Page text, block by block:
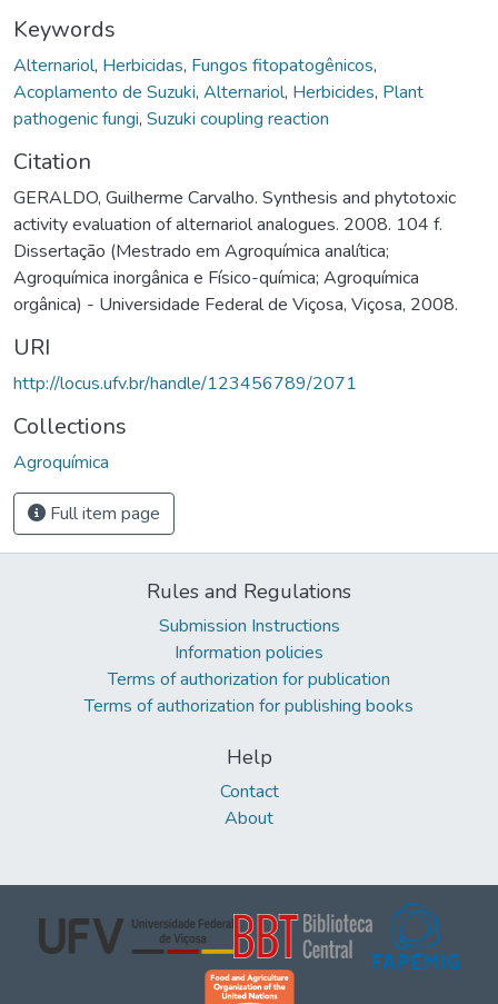
Keywords
Alternariol, Herbicidas, Fungos fitopatogênicos,
Acoplamento de Suzuki, Alternariol, Herbicides, Plant
pathogenic fungi, Suzuki coupling reaction
Citation
GERALDO, Guilherme Carvalho. Synthesis and phytotoxic
activity evaluation of alternariol analogues. 2008. 104 f.
Dissertação (Mestrado em Agroquímica analítica;
Agroquímica inorgânica e Físico-química; Agroquímica
orgânica) - Universidade Federal de Viçosa, Viçosa, 2008.
URI
http://locus.ufv.br/handle/123456789/2071
Collections
Agroquímica
Full item page
Rules and Regulations
Submission Instructions
Information policies
Terms of authorization for publication
Terms of authorization for publishing books
Help
Contact
About